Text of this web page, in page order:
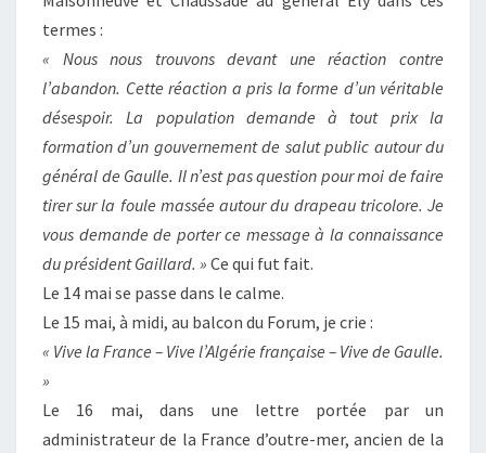
termes :
« Nous nous trouvons devant une réaction contre
l’abandon. Cette réaction a pris la forme d’un véritable
désespoir. La population demande à tout prix la
formation d’un gouvernement de salut public autour du
général de Gaulle. Il n’est pas question pour moi de faire
tirer sur la foule massée autour du drapeau tricolore. Je
vous demande de porter ce message à la connaissance
du président Gaillard. » Ce qui fut fait.
Le 14 mai se passe dans le calme.
Le 15 mai, à midi, au balcon du Forum, je crie :
« Vive la France – Vive l’Algérie française – Vive de Gaulle.
»
Le 16 mai, dans une lettre portée par un
administrateur de la France d’outre-mer, ancien de la